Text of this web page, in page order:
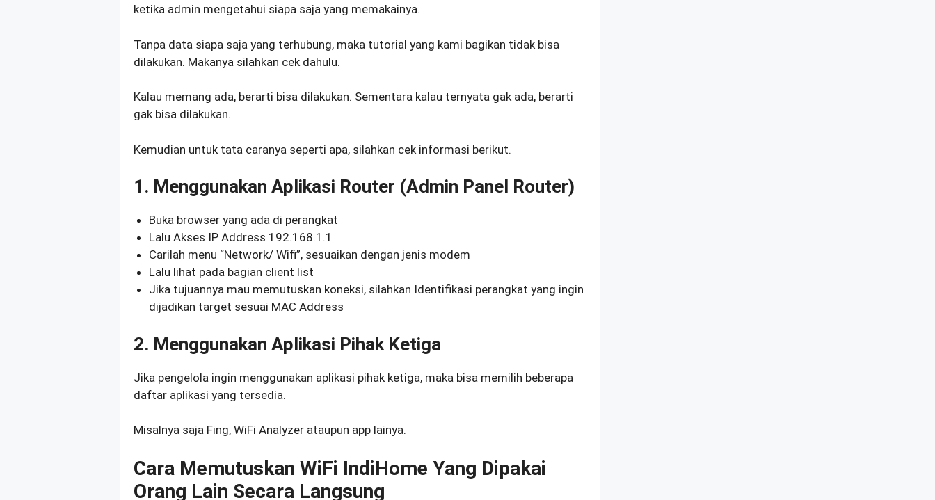
ketika admin mengetahui siapa saja yang memakainya.
Tanpa data siapa saja yang terhubung, maka tutorial yang kami bagikan tidak bisa
dilakukan. Makanya silahkan cek dahulu.
Kalau memang ada, berarti bisa dilakukan. Sementara kalau ternyata gak ada, berarti
gak bisa dilakukan.
Kemudian untuk tata caranya seperti apa, silahkan cek informasi berikut.
1. Menggunakan Aplikasi Router (Admin Panel Router)
Buka browser yang ada di perangkat
Lalu Akses IP Address 192.168.1.1
Carilah menu “Network/ Wifi”, sesuaikan dengan jenis modem
Lalu lihat pada bagian client list
Jika tujuannya mau memutuskan koneksi, silahkan Identifikasi perangkat yang ingin
dijadikan target sesuai MAC Address
2. Menggunakan Aplikasi Pihak Ketiga
Jika pengelola ingin menggunakan aplikasi pihak ketiga, maka bisa memilih beberapa
daftar aplikasi yang tersedia.
Misalnya saja Fing, WiFi Analyzer ataupun app lainya.
Cara Memutuskan WiFi IndiHome Yang Dipakai
Orang Lain Secara Langsung